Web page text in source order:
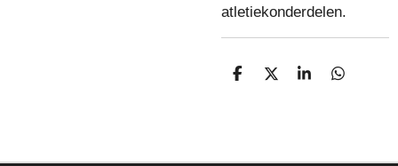
atletiekonderdelen.
D
D
S
D